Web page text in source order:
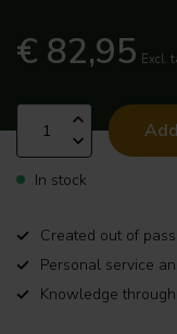
€ 82,95 Excl.
In stock
Created out of
Personal service
Knowledge